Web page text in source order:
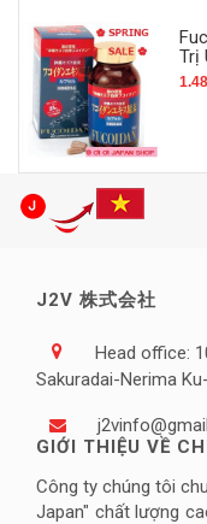
Trị
J2V 株式会社
Head office:
Sakuradai-Nerima
GIỚI THIỆU VỀ
Công ty chúng tôi
Japan" chất lượng